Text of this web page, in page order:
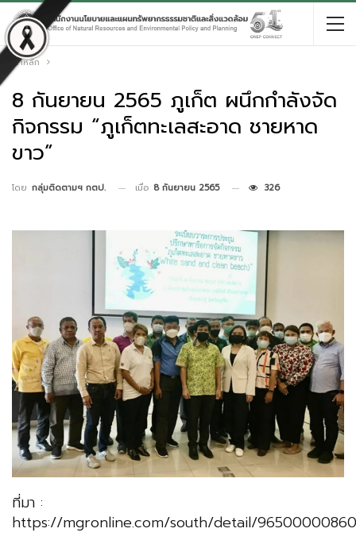
หน้าหลัก
8 กันยายน 2565 ภูเก็ต ผนึกกำลังจัด
กิจกรรม “ภูเก็ตทะเลสะอาด ชายหาด
ขาว”
โดย กลุ่มติดตามฯ กตป. เมื่อ 8 กันยายน 2565 326
ที่มา :
https://mgronline.com/south/detail/